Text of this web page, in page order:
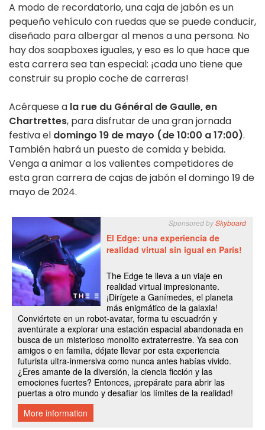
A modo de recordatorio, una caja de jabón es un
pequeño vehículo con ruedas que se puede conducir,
diseñado para albergar al menos a una persona. No
hay dos soapboxes iguales, y eso es lo que hace que
esta carrera sea tan especial: ¡cada uno tiene que
construir su propio coche de carreras!
Acérquese a la rue du Général de Gaulle, en
Chartrettes, para disfrutar de una gran jornada
festiva el domingo 19 de mayo (de 10:00 a 17:00).
También habrá un puesto de comida y bebida.
Venga a animar a los valientes competidores de
esta gran carrera de cajas de jabón el domingo 19 de
mayo de 2024.